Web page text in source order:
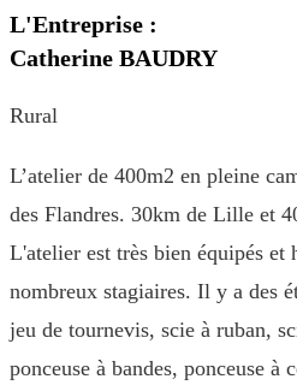
L'Entreprise :
Catherine BAUDRY
Rural
L’atelier de 400m2 en pleine
des Flandres. 30km de Lille et
L'atelier est très bien équipés et
nombreux stagiaires. Il y a des
jeu de tournevis, scie à ruban,
ponceuse à bandes, ponceuse à